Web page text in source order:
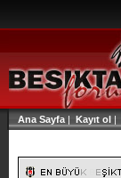
Ana Sayfa | Kayıt ol |